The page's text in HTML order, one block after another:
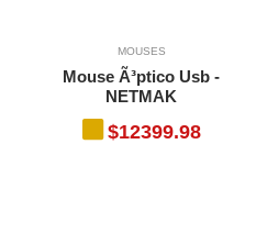
MOUSES
Mouse Ã³ptico Usb -
NETMAK
$12399.98